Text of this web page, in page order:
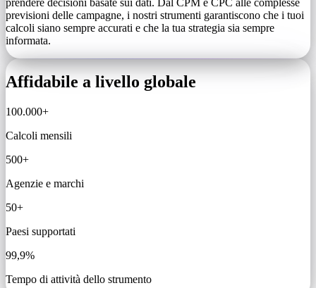
prendere decisioni basate sui dati. Dal CPM e CPC alle complesse
previsioni delle campagne, i nostri strumenti garantiscono che i tuoi
calcoli siano sempre accurati e che la tua strategia sia sempre
informata.
Affidabile a livello globale
100.000+
Calcoli mensili
500+
Agenzie e marchi
50+
Paesi supportati
99,9%
Tempo di attività dello strumento